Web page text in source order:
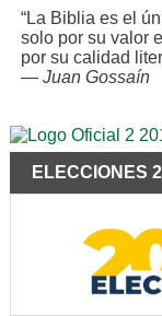
“La Biblia es el
solo por su valor
por su calidad
— Juan Gossaín
ELECCIONES